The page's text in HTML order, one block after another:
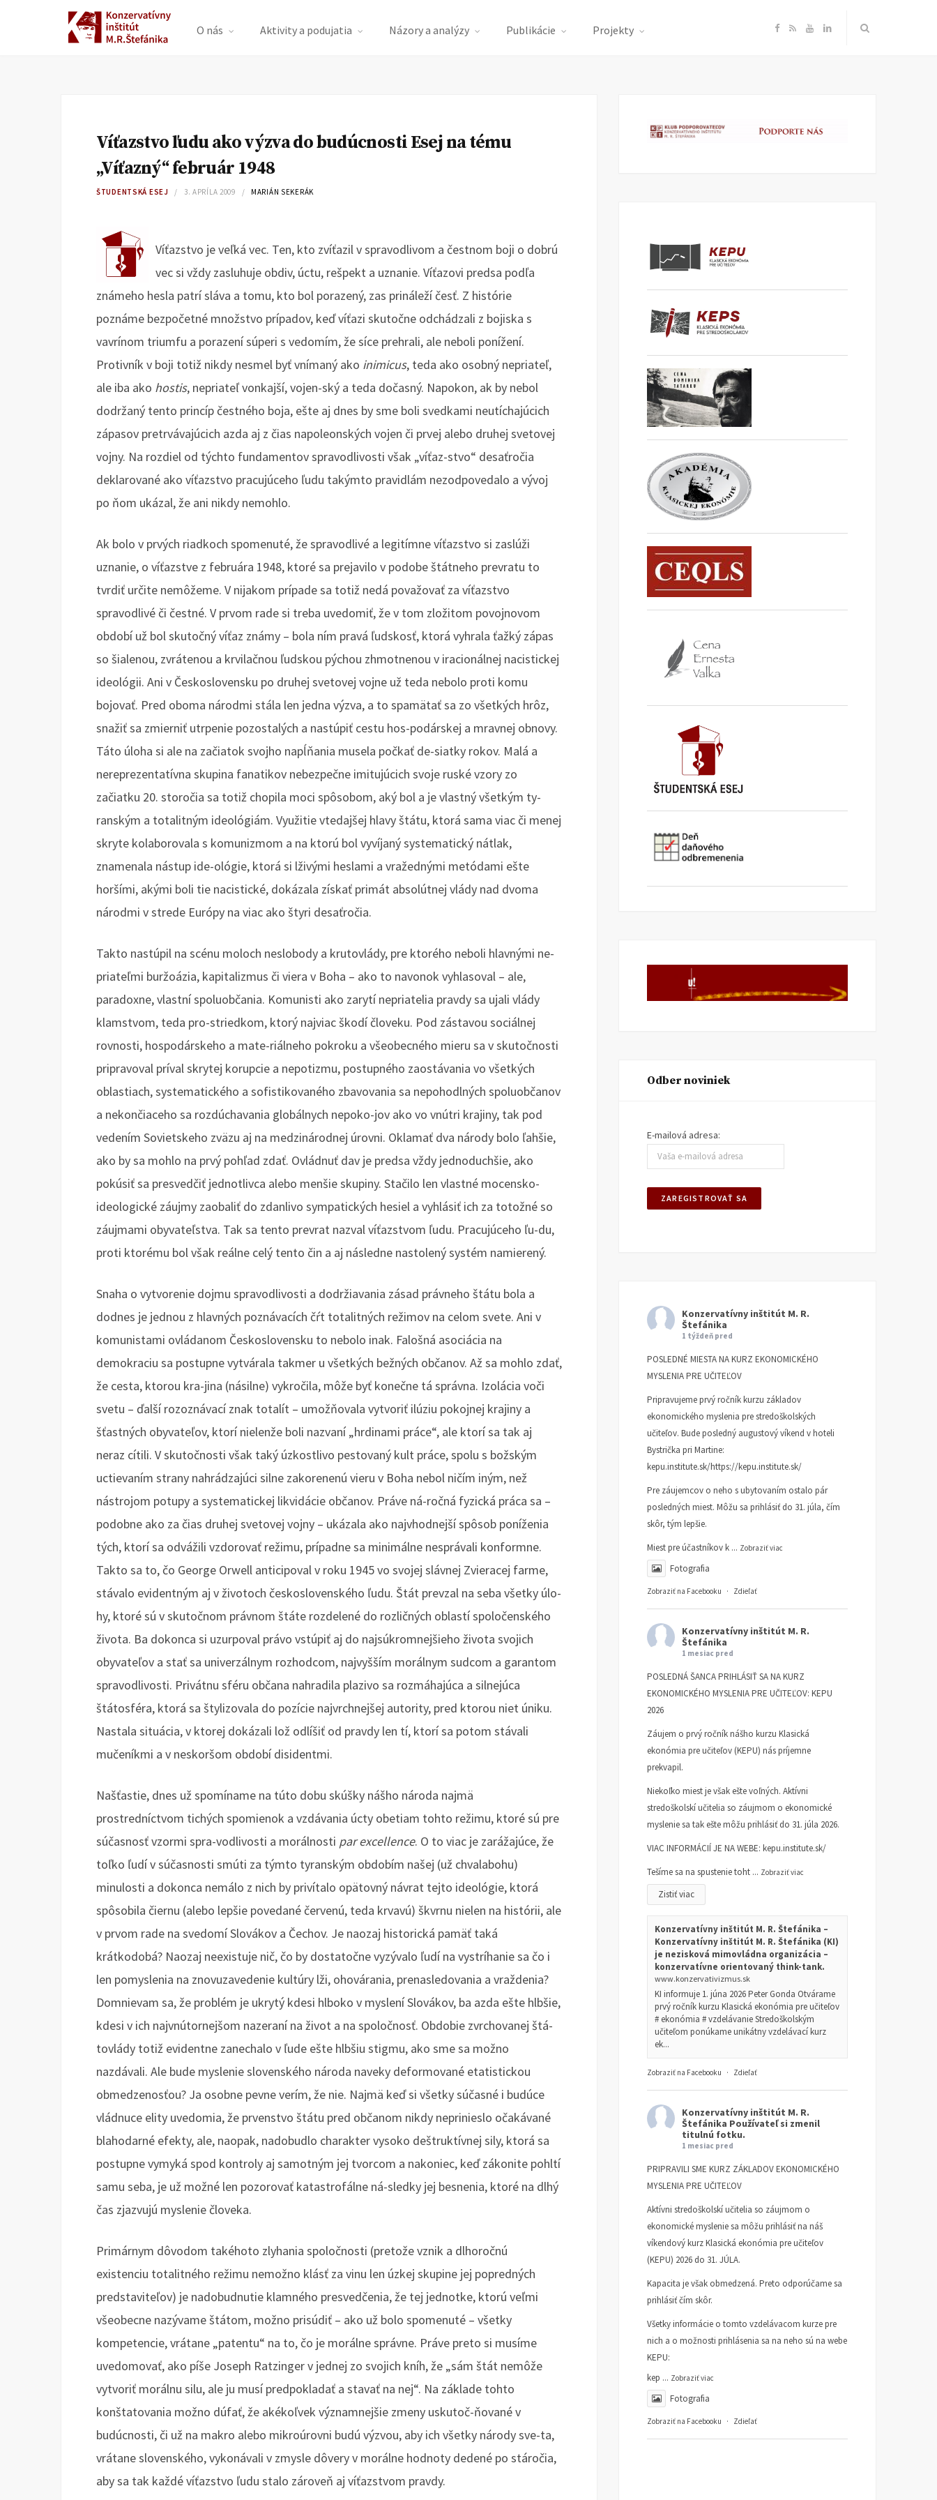
O nás Aktivity a podujatia Názory a analýzy Publikácie Projekty F
e
R Y
T
L
Víťazstvo ľudu ako výzva do budúcnosti Esej na tému
„Víťazný“ február 1948
ŠTUDENTSKÁ ESEJ 3. APRÍLA 2009 MARIÁN SEKERÁK
Víťazstvo je veľká vec. Ten, kto zvíťazil v spravodlivom a čestnom boji o dobrú
vec si vždy zasluhuje obdiv, úctu, rešpekt a uznanie. Víťazovi predsa podľa
známeho hesla patrí sláva a tomu, kto bol porazený, zas prináleží česť. Z histórie
poznáme bezpočetné množstvo prípadov, keď víťazi skutočne odchádzali z bojiska s
vavrínom triumfu a porazení súperi s vedomím, že síce prehrali, ale neboli ponížení.
Protivník v boji totiž nikdy nesmel byť vnímaný ako inimicus, teda ako osobný nepriateľ,
ale iba ako hostis, nepriateľ vonkajší, vojen-ský a teda dočasný. Napokon, ak by nebol
dodržaný tento princíp čestného boja, ešte aj dnes by sme boli svedkami neutíchajúcich
zápasov pretrvávajúcich azda aj z čias napoleonských vojen či prvej alebo druhej svetovej
vojny. Na rozdiel od týchto fundamentov spravodlivosti však „víťaz-stvo“ desaťročia
deklarované ako víťazstvo pracujúceho ľudu takýmto pravidlám nezodpovedalo a vývoj
po ňom ukázal, že ani nikdy nemohlo.
Ak bolo v prvých riadkoch spomenuté, že spravodlivé a legitímne víťazstvo si zaslúži
uznanie, o víťazstve z februára 1948, ktoré sa prejavilo v podobe štátneho prevratu to
tvrdiť určite nemôžeme. V nijakom prípade sa totiž nedá považovať za víťazstvo
spravodlivé či čestné. V prvom rade si treba uvedomiť, že v tom zložitom povojnovom
období už bol skutočný víťaz známy – bola ním pravá ľudskosť, ktorá vyhrala ťažký zápas
so šialenou, zvrátenou a krvilačnou ľudskou pýchou zhmotnenou v iracionálnej nacistickej
ideológii. Ani v Československu po druhej svetovej vojne už teda nebolo proti komu
bojovať. Pred oboma národmi stála len jedna výzva, a to spamätať sa zo všetkých hrôz,
snažiť sa zmierniť utrpenie pozostalých a nastúpiť cestu hos-podárskej a mravnej obnovy.
Táto úloha si ale na začiatok svojho napĺňania musela počkať de-siatky rokov. Malá a
nereprezentatívna skupina fanatikov nebezpečne imitujúcich svoje ruské vzory zo
začiatku 20. storočia sa totiž chopila moci spôsobom, aký bol a je vlastný všetkým ty-
ranským a totalitným ideológiám. Využitie vtedajšej hlavy štátu, ktorá sama viac či menej
skryte kolaborovala s komunizmom a na ktorú bol vyvíjaný systematický nátlak,
znamenala nástup ide-ológie, ktorá si lživými heslami a vražednými metódami ešte
horšími, akými boli tie nacistické, dokázala získať primát absolútnej vlády nad dvoma
národmi v strede Európy na viac ako štyri desaťročia.
Takto nastúpil na scénu moloch neslobody a krutovlády, pre ktorého neboli hlavnými ne-
priateľmi buržoázia, kapitalizmus či viera v Boha – ako to navonok vyhlasoval – ale,
paradoxne, vlastní spoluobčania. Komunisti ako zarytí nepriatelia pravdy sa ujali vlády
klamstvom, teda pro-striedkom, ktorý najviac škodí človeku. Pod zástavou sociálnej
rovnosti, hospodárskeho a mate-riálneho pokroku a všeobecného mieru sa v skutočnosti
pripravoval príval skrytej korupcie a nepotizmu, postupného zaostávania vo všetkých
oblastiach, systematického a sofistikovaného zbavovania sa nepohodlných spoluobčanov
a nekončiaceho sa rozdúchavania globálnych nepoko-jov ako vo vnútri krajiny, tak pod
vedením Sovietskeho zväzu aj na medzinárodnej úrovni. Oklamať dva národy bolo ľahšie,
ako by sa mohlo na prvý pohľad zdať. Ovládnuť dav je predsa vždy jednoduchšie, ako
pokúsiť sa presvedčiť jednotlivca alebo menšie skupiny. Stačilo len vlastné mocensko-
ideologické záujmy zaobaliť do zdanlivo sympatických hesiel a vyhlásiť ich za totožné so
záujmami obyvateľstva. Tak sa tento prevrat nazval víťazstvom ľudu. Pracujúceho ľu-du,
proti ktorému bol však reálne celý tento čin a aj následne nastolený systém namierený.
Snaha o vytvorenie dojmu spravodlivosti a dodržiavania zásad právneho štátu bola a
dodnes je jednou z hlavných poznávacích čŕt totalitných režimov na celom svete. Ani v
komunistami ovládanom Československu to nebolo inak. Falošná asociácia na
demokraciu sa postupne vytvárala takmer u všetkých bežných občanov. Až sa mohlo zdať,
že cesta, ktorou kra-jina (násilne) vykročila, môže byť konečne tá správna. Izolácia voči
svetu – ďalší rozoznávací znak totalít – umožňovala vytvoriť ilúziu pokojnej krajiny a
šťastných obyvateľov, ktorí nielenže boli nazvaní „hrdinami práce“, ale ktorí sa tak aj
neraz cítili. V skutočnosti však taký úzkostlivo pestovaný kult práce, spolu s božským
uctievaním strany nahrádzajúci silne zakorenenú vieru v Boha nebol ničím iným, než
nástrojom potupy a systematickej likvidácie občanov. Práve ná-ročná fyzická práca sa –
podobne ako za čias druhej svetovej vojny – ukázala ako najvhodnejší spôsob poníženia
tých, ktorí sa odvážili vzdorovať režimu, prípadne sa minimálne nesprávali konformne.
Takto sa to, čo George Orwell anticipoval v roku 1945 vo svojej slávnej Zvieracej farme,
stávalo evidentným aj v životoch československého ľudu. Štát prevzal na seba všetky úlo-
hy, ktoré sú v skutočnom právnom štáte rozdelené do rozličných oblastí spoločenského
života. Ba dokonca si uzurpoval právo vstúpiť aj do najsúkromnejšieho života svojich
obyvateľov a stať sa univerzálnym rozhodcom, najvyšším morálnym sudcom a garantom
spravodlivosti. Privátnu sféru občana nahradila plazivo sa rozmáhajúca a silnejúca
štátosféra, ktorá sa štylizovala do pozície najvrchnejšej autority, pred ktorou niet úniku.
Nastala situácia, v ktorej dokázali lož odlíšiť od pravdy len tí, ktorí sa potom stávali
mučeníkmi a v neskoršom období disidentmi.
Našťastie, dnes už spomíname na túto dobu skúšky nášho národa najmä
prostredníctvom tichých spomienok a vzdávania úcty obetiam tohto režimu, ktoré sú pre
súčasnosť vzormi spra-vodlivosti a morálnosti par excellence. O to viac je zarážajúce, že
toľko ľudí v súčasnosti smúti za týmto tyranským obdobím našej (už chvalabohu)
minulosti a dokonca nemálo z nich by privítalo opätovný návrat tejto ideológie, ktorá
spôsobila čiernu (alebo lepšie povedané červenú, teda krvavú) škvrnu nielen na histórii, ale
v prvom rade na svedomí Slovákov a Čechov. Je naozaj historická pamäť taká
krátkodobá? Naozaj neexistuje nič, čo by dostatočne vyzývalo ľudí na vystríhanie sa čo i
len pomyslenia na znovuzavedenie kultúry lži, ohovárania, prenasledovania a vraždenia?
Domnievam sa, že problém je ukrytý kdesi hlboko v myslení Slovákov, ba azda ešte hlbšie,
kdesi v ich najvnútornejšom nazeraní na život a na spoločnosť. Obdobie zvrchovanej štá-
tovlády totiž evidentne zanechalo v ľude ešte hlbšiu stigmu, ako sme sa možno
nazdávali. Ale bude myslenie slovenského národa naveky deformované etatistickou
obmedzenosťou? Ja osobne pevne verím, že nie. Najmä keď si všetky súčasné i budúce
vládnuce elity uvedomia, že prvenstvo štátu pred občanom nikdy neprinieslo očakávané
blahodarné efekty, ale, naopak, nadobudlo charakter vysoko deštruktívnej sily, ktorá sa
postupne vymyká spod kontroly aj samotným jej tvorcom a nakoniec, keď zákonite pohltí
samu seba, je už možné len pozorovať katastrofálne ná-sledky jej besnenia, ktoré na dlhý
čas zjazvujú myslenie človeka.
Primárnym dôvodom takéhoto zlyhania spoločnosti (pretože vznik a dlhoročnú
existenciu totalitného režimu nemožno klásť za vinu len úzkej skupine jej popredných
predstaviteľov) je nadobudnutie klamného presvedčenia, že tej jednotke, ktorú veľmi
všeobecne nazývame štátom, možno prisúdiť – ako už bolo spomenuté – všetky
kompetencie, vrátane „patentu“ na to, čo je morálne správne. Práve preto si musíme
uvedomovať, ako píše Joseph Ratzinger v jednej zo svojich kníh, že „sám štát nemôže
vytvoriť morálnu silu, ale ju musí predpokladať a stavať na nej“. Na základe tohto
konštatovania možno dúfať, že akékoľvek významnejšie zmeny uskutoč-ňované v
budúcnosti, či už na makro alebo mikroúrovni budú výzvou, aby ich všetky národy sve-ta,
vrátane slovenského, vykonávali v zmysle dôvery v morálne hodnoty dedené po stáročia,
aby sa tak každé víťazstvo ľudu stalo zároveň aj víťazstvom pravdy.
Odber noviniek
E-mailová adresa:
Konzervatívny inštitút M. R.
Štefánika
1 týždeň pred
POSLEDNÉ MIESTA NA KURZ EKONOMICKÉHO
MYSLENIA PRE UČITEĽOV
Pripravujeme prvý ročník kurzu základov
ekonomického myslenia pre stredoškolských
učiteľov. Bude posledný augustový víkend v hoteli
Bystrička pri Martine:
kepu.institute.sk/https://kepu.institute.sk/
Pre záujemcov o neho s ubytovaním ostalo pár
posledných miest. Môžu sa prihlásiť do 31. júla, čím
skôr, tým lepšie.
Miest pre účastníkov k ... Zobraziť viac
Fotografia
Zobraziť na Facebooku · Zdieľať
Konzervatívny inštitút M. R.
Štefánika
1 mesiac pred
POSLEDNÁ ŠANCA PRIHLÁSIŤ SA NA KURZ
EKONOMICKÉHO MYSLENIA PRE UČITEĽOV: KEPU
2026
Záujem o prvý ročník nášho kurzu Klasická
ekonómia pre učiteľov (KEPU) nás príjemne
prekvapil.
Niekoľko miest je však ešte voľných. Aktívni
stredoškolskí učitelia so záujmom o ekonomické
myslenie sa tak ešte môžu prihlásiť do 31. júla 2026.
VIAC INFORMÁCIÍ JE NA WEBE: kepu.institute.sk/
Tešíme sa na spustenie toht ... Zobraziť viac
Zistiť viac
Konzervatívny inštitút M. R. Štefánika –
Konzervatívny inštitút M. R. Štefánika (KI)
je nezisková mimovládna organizácia –
konzervatívne orientovaný think-tank.
www.konzervativizmus.sk
KI informuje 1. júna 2026 Peter Gonda Otvárame
prvý ročník kurzu Klasická ekonómia pre učiteľov
# ekonómia # vzdelávanie Stredoškolským
učiteľom ponúkame unikátny vzdelávací kurz
ek...
Zobraziť na Facebooku · Zdieľať
Konzervatívny inštitút M. R.
Štefánika Používateľ si zmenil
titulnú fotku.
1 mesiac pred
PRIPRAVILI SME KURZ ZÁKLADOV EKONOMICKÉHO
MYSLENIA PRE UČITEĽOV
Aktívni stredoškolskí učitelia so záujmom o
ekonomické myslenie sa môžu prihlásiť na náš
víkendový kurz Klasická ekonómia pre učiteľov
(KEPU) 2026 do 31. JÚLA.
Kapacita je však obmedzená. Preto odporúčame sa
prihlásiť čím skôr.
Všetky informácie o tomto vzdelávacom kurze pre
nich a o možnosti prihlásenia sa na neho sú na webe
KEPU:
kep ... Zobraziť viac
Fotografia
Zobraziť na Facebooku · Zdieľať